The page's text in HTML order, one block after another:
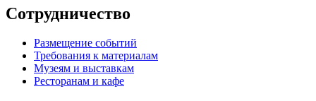
Сотрудничество
Размещение событий
Требования к материалам
Музеям и выставкам
Ресторанам и кафе